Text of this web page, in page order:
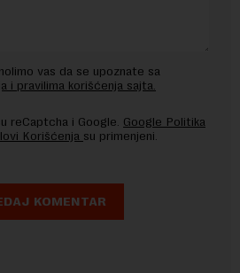
vas da se upoznate sa
i pravilima korišćenja sajta.
reCaptcha i Google. Google Politika
Korišćenja su primenjeni.